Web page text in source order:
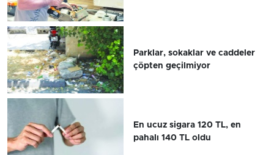
Parklar, sokaklar ve caddeler
çöpten geçilmiyor
En ucuz sigara 120 TL, en
pahalı 140 TL oldu